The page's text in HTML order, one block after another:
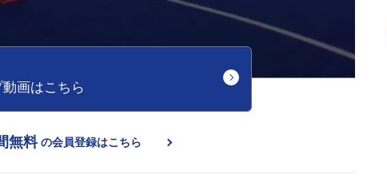
画はこちら
無料 の会員登録はこちら